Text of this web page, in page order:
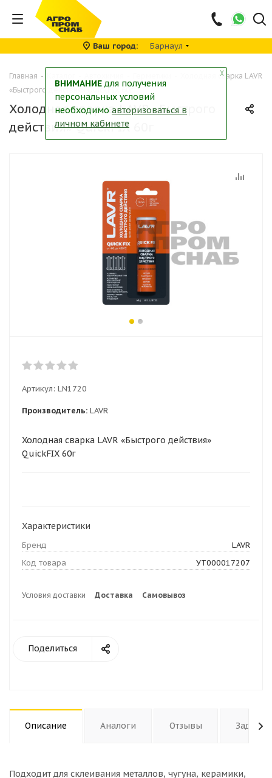
Ваш город Барнаул
Главная -
Холодная сварка LAVR
«Быстрого действия» QuickFIX 60г
Холодная сварка LAVR «Быстрого
действия» QuickFIX 60г
Артикул: LN1720
Производитель: LAVR
Холодная сварка LAVR «Быстрого действия»
QuickFIX 60г
Характеристики
Бренд
LAVR
Код товара
УТ000017207
Условия доставки Доставка Самовывоз
Поделиться
Описание Аналоги Отзывы Задать
Подходит для склеивания металлов, чугуна, керамики,
╳
ВНИМАНИЕ для получения
персональных условий
необходимо авторизоваться в
личном кабинете